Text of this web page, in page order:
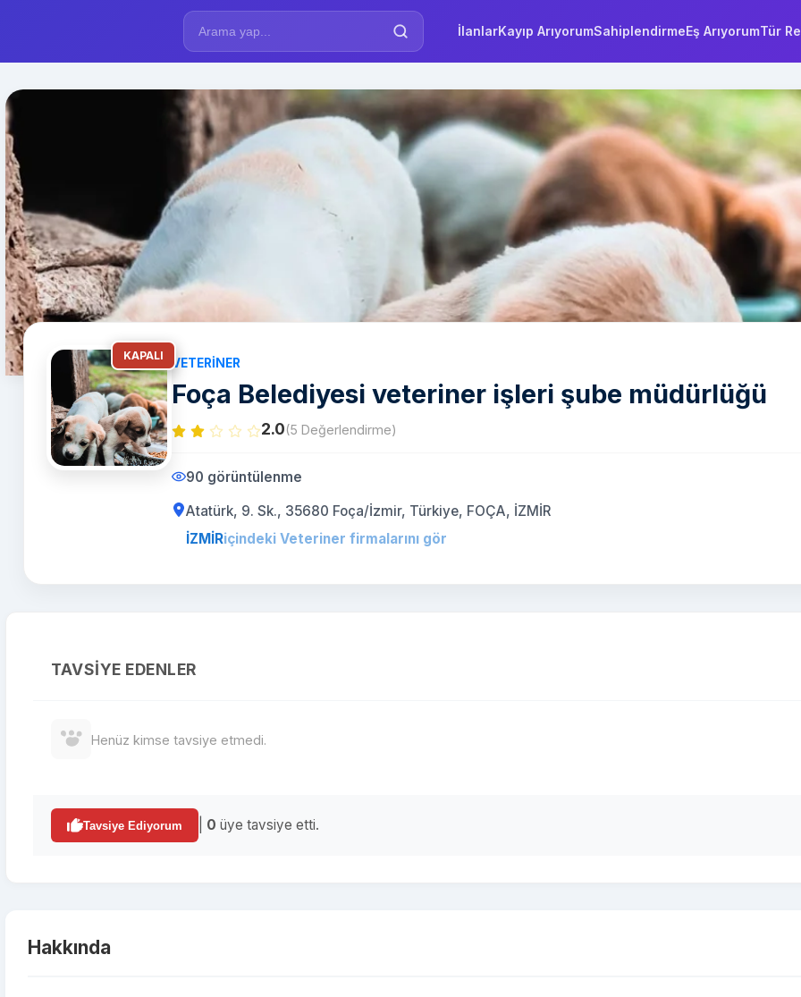
İlanlarKayıp ArıyorumSahiplendirmeEş ArıyorumTür
KAPALI
VETERINER
Foça Belediyesi veteriner işleri şube müdürlüğü
2.0(5 Değerlendirme)
90 görüntülenme
Atatürk, 9. Sk., 35680 Foça/İzmir, Türkiye, FOÇA, İZMİR
İZMİRiçindeki Veteriner firmalarını gör
TAVSIYE EDENLER
Henüz kimse tavsiye etmedi.
Tavsiye Ediyorum 0 üye tavsiye etti.
Hakkında